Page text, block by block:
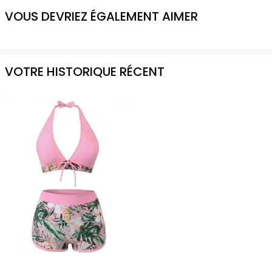
VOUS DEVRIEZ ÉGALEMENT AIMER
VOTRE HISTORIQUE RÉCENT